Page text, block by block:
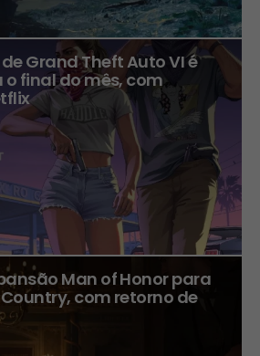
Grand Theft Auto VI é
final do mês, com
Man of Honor para
com retorno de